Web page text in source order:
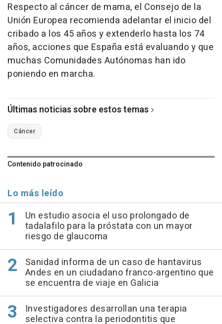
Respecto al cáncer de mama, el Consejo de la
Unión Europea recomienda adelantar el inicio del
cribado a los 45 años y extenderlo hasta los 74
años, acciones que España está evaluando y que
muchas Comunidades Autónomas han ido
poniendo en marcha.
Últimas noticias sobre estos temas
Cáncer
Contenido patrocinado
Lo más leído
Un estudio asocia el uso prolongado de
tadalafilo para la próstata con un mayor
riesgo de glaucoma
Sanidad informa de un caso de hantavirus
Andes en un ciudadano franco-argentino que
se encuentra de viaje en Galicia
Investigadores desarrollan una terapia
selectiva contra la periodontitis que